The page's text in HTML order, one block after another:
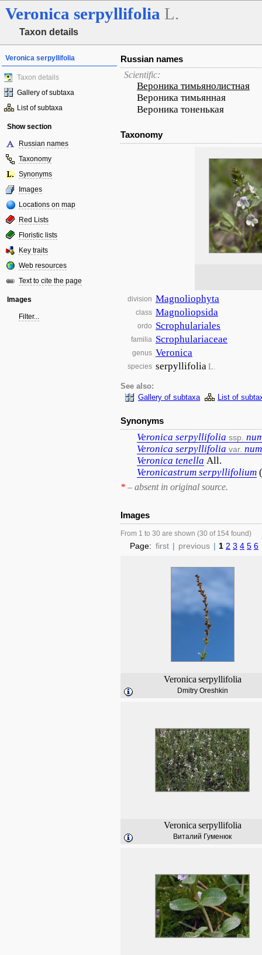
Veronica serpyllifolia L.
Taxon details
Veronica serpyllifolia
Taxon details
Gallery of subtaxa
List of subtaxa
Show section
Russian names
Taxonomy
Synonyms
Images
Locations on map
Red Lists
Floristic lists
Key traits
Web resources
Text to cite the page
Images
Filter...
Russian names
Scientific:
Вероника тимьянолистная
Вероника тимьянная
Вероника тоненькая
Taxonomy
division Magnoliophyta
class Magnoliopsida
ordo Scrophulariales
familia Scrophulariaceae
genus Veronica
species serpyllifoliaL.
See also:
Gallery of subtaxa
List of
Synonyms
Veronica serpyllifolia ssp.
Veronica serpyllifolia var.
Veronica tenella All.
Veronicastrum serpyllifolium
* – absent in original source.
Images
From 1 to 30 are shown (30 of 154 found)
Page: first | previous | 1 2 3 4 5 6
Veronica serpyllifolia
Dmitry Oreshkin
Veronica serpyllifolia
Виталий Гуменюк